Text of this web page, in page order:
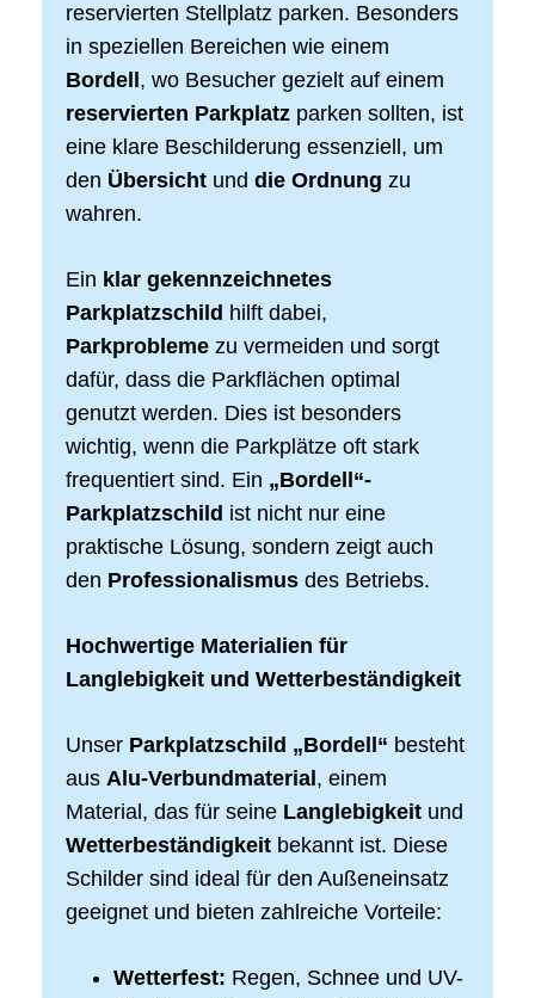
reservierten Stellplatz parken. Besonders
in speziellen Bereichen wie einem
Bordell , wo Besucher gezielt auf einem
reservierten Parkplatz parken sollten, ist
eine klare Beschilderung essenziell, um
den Übersicht und die Ordnung zu
wahren.
Ein klar gekennzeichnetes
Parkplatzschild hilft dabei,
Parkprobleme zu vermeiden und sorgt
dafür, dass die Parkflächen optimal
genutzt werden. Dies ist besonders
wichtig, wenn die Parkplätze oft stark
frequentiert sind. Ein „Bordell“-
Parkplatzschild ist nicht nur eine
praktische Lösung, sondern zeigt auch
den Professionalismus des Betriebs.
Hochwertige Materialien für
Langlebigkeit und Wetterbeständigkeit
Unser Parkplatzschild „Bordell“ besteht
aus Alu-Verbundmaterial , einem
Material, das für seine Langlebigkeit und
Wetterbeständigkeit bekannt ist. Diese
Schilder sind ideal für den Außeneinsatz
geeignet und bieten zahlreiche Vorteile:
Wetterfest: Regen, Schnee und UV-